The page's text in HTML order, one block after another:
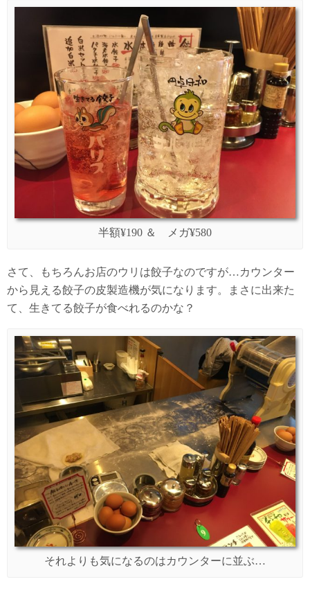
半額¥190 ＆ メガ¥580
さて、もちろんお店のウリは餃子なのですが…カウンター
から見える餃子の皮製造機が気になります。まさに出来た
て、生きてる餃子が食べれるのかな？
それよりも気になるのはカウンターに並ぶ…